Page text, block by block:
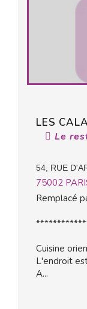
LES
Le
54, RUE
75002
Remplacé
Cuisine
L'endroit
A...